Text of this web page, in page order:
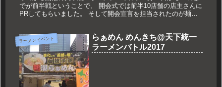
でが前半戦ということで、 開会式では前半10店舗の店主さんに
PRしてもらいました。 そして開会宣言を担当されたのが麺処
ラーメンイベント
らぁめん めんきち@天下統一
ラーメンバトル2017